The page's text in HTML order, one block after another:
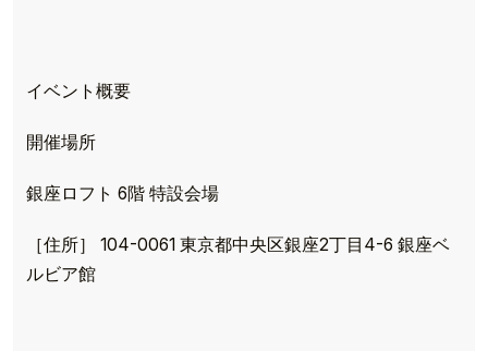
イベント概要
開催場所
銀座ロフト 6階 特設会場
［住所］ 104-0061 東京都中央区銀座2丁目4-6 銀座ベ
ルビア館